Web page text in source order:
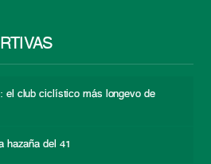
el club ciclístico más longevo de
hazaña del 41